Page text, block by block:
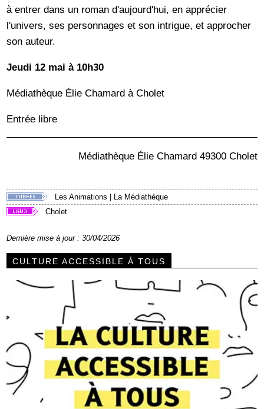
à entrer dans un roman d'aujourd'hui, en apprécier
l'univers, ses personnages et son intrigue, et approcher
son auteur.
Jeudi 12 mai à 10h30
Médiathèque Élie Chamard à Cholet
Entrée libre
Médiathèque Élie Chamard 49300 Cholet
Les Animations | La Médiathèque
Cholet
Dernière mise à jour : 30/04/2026
CULTURE ACCESSIBLE À TOUS